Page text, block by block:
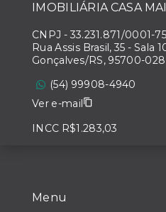
Menu
IMOBILIÁRIA CASA
CNPJ - 33.231.871/0001-75
Rua Assis Brasil, 35 - Sala
Gonçalves/RS, 95700-028
(54) 99908-4940
Ver e-mail
INCC R$1.283,03